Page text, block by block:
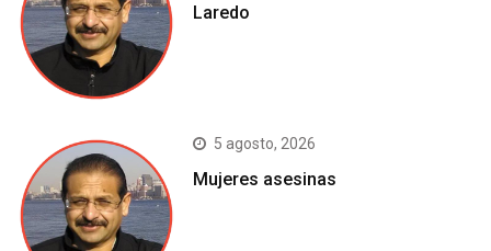
Laredo
5 agosto, 2026
Mujeres asesinas